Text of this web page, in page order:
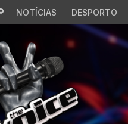
NOTÍCIAS DESPORTO